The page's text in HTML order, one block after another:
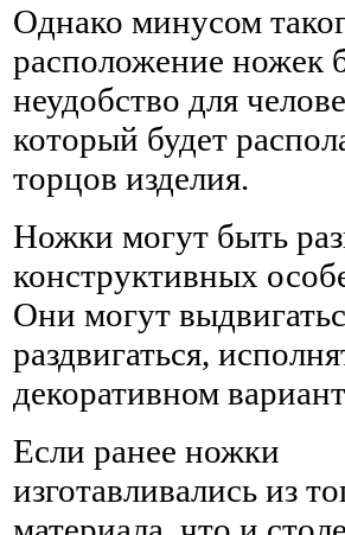
Однако минусом
расположение ножек
неудобство для
который будет
торцов изделия.
Ножки могут быть
конструктивных
Они могут
раздвигаться,
декоративном
Если ранее ножки
изготавливались из